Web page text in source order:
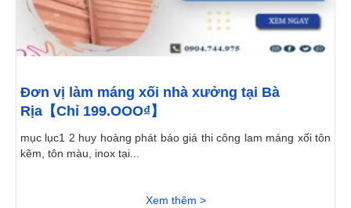
Đơn vị làm máng xối nhà xưởng tại Bà
Rịa【Chỉ 199.OOO₫】
mục lục1 2 huy hoàng phát báo giá thi công lam máng xối tôn
kẽm, tôn màu, inox tại...
Xem thêm >